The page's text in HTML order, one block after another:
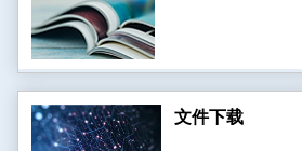
文件下载